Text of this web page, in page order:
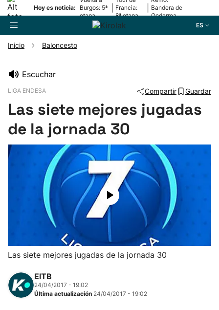
Hoy es noticia:
Burgos: 5ª
etapa
Francia:
8ª etapa
Bandera de
Ondarroa
ES
Pelota
Remo
Baloncesto
Balonmano
Kirolak 360
Inicio Baloncesto
Escuchar
LIGA ENDESA Compartir Guardar
Las siete mejores jugadas
de la jornada 30
Las siete mejores jugadas de la jornada 30
EITB
24/04/2017 - 19:02
Última actualización 24/04/2017 - 19:02